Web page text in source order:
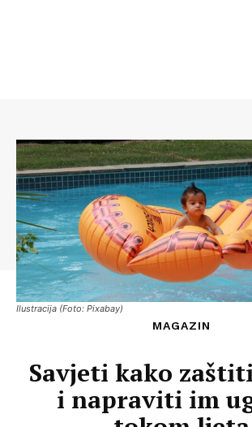
Ilustracija (Foto: Pixabay)
MAGAZIN
Savjeti kako
i napraviti im